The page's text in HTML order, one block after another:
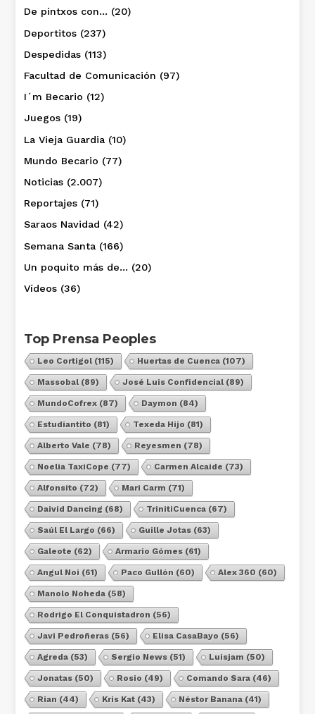
De pintxos con… (20)
Deportitos(237)
Despedidas(113)
Facultad de Comunicación (97)
I´m Becario (12)
Juegos(19)
La Vieja Guardia(10)
Mundo Becario (77)
Noticias(2.007)
Reportajes(71)
Saraos Navidad (42)
Semana Santa(166)
Un poquito más de… (20)
Vídeos(36)
Top Prensa Peoples
Leo Cortigol(115) Huertas de Cuenca(107)
Massobal(89) José Luis Confidencial(89)
MundoCofrex(87) Daymon (84)
Estudiantito (81) Texeda Hijo (81)
Alberto Vale (78) Reyesmen (78)
Noelia TaxiCope (77) Carmen Alcaide (73)
Alfonsito (72) Mari Carm (71)
Daivid Dancing (68) TrinitiCuenca(67)
Saúl El Largo (66) Guille Jotas(63)
Galeote (62) Armario Gómes(61)
Angul Noi (61) Paco Gullón (60) Alex 360 (60)
Manolo Noheda(58)
Rodrigo El Conquistadron (56)
Javi Pedroñeras(56) Elisa CasaBayo (56)
Agreda(53) Sergio News(51) Luisjam (50)
Jonatas(50) Rosio (49) Comando Sara(46)
Rian (44) Kris Kat(43) Néstor Banana(41)